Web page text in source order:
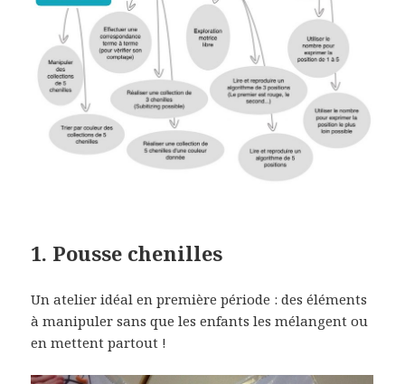
1. Pousse chenilles
Un atelier idéal en première période : des éléments
à manipuler sans que les enfants les mélangent ou
en mettent partout !